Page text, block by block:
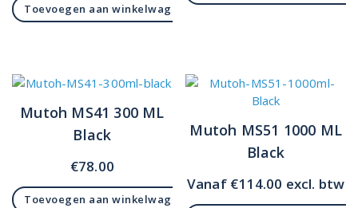
Toevoegen aan winkelwagen
Mutoh MS41 300 ML
Black
€78.00
Toevoegen aan winkelwagen
Mutoh MS51 1000 ML
Black
Vanaf €114.00 excl. btw